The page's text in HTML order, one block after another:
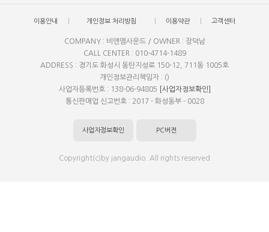
이용안내 개인정보 처리방침 이용약관 고객센터
COMPANY : 비앤엠사운드 / OWNER : 장덕남
CALL CENTER : 010-4714-1489
ADDRESS : 경기도 화성시 동탄지성로 150-12, 711동 1005호
개인정보관리책임자 : ()
사업자등록번호 : 138-06-94805
[사업자정보확인]
통신판매업 신고번호 : 2017 - 화성동부 - 0028
사업자정보확인 PC버전
Copyright(c)by jangaudio. All rights reserved